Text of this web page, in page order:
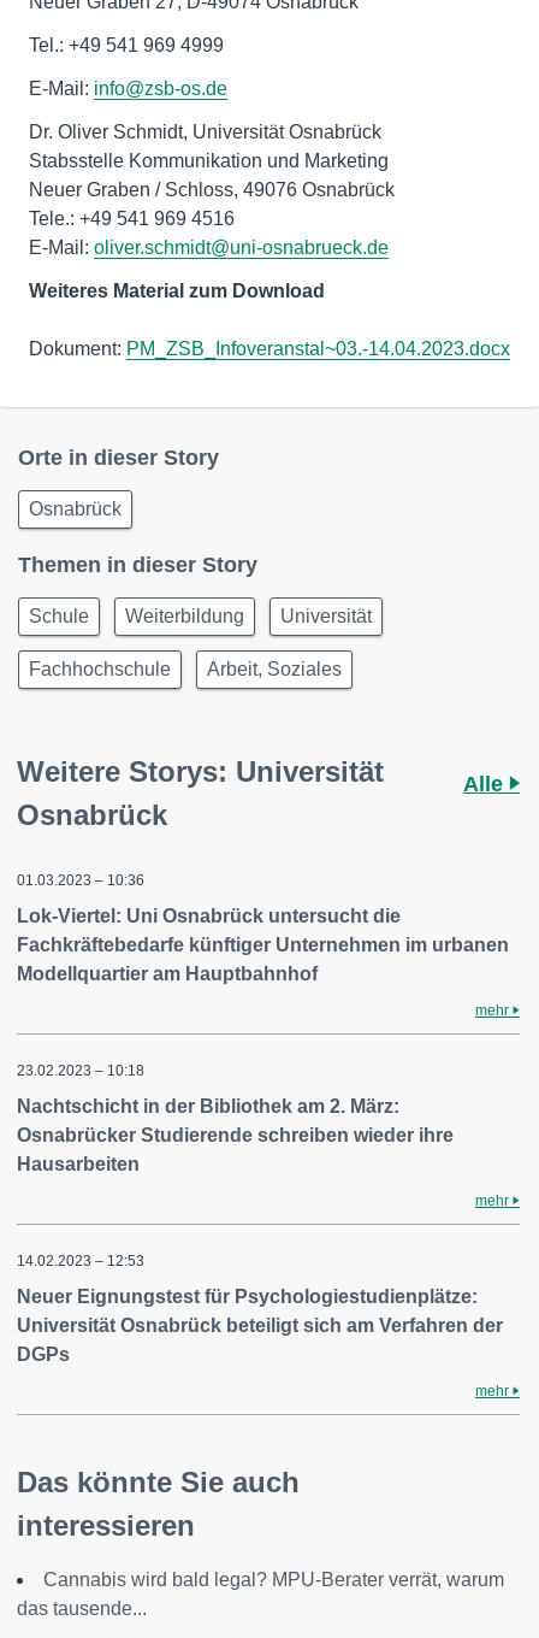
Tel.: +49 541 969 4999
E-Mail: info@zsb-os.de
Dr. Oliver Schmidt, Universität Osnabrück
Stabsstelle Kommunikation und Marketing
Neuer Graben / Schloss, 49076 Osnabrück
Tele.: +49 541 969 4516
E-Mail: oliver.schmidt@uni-osnabrueck.de
Weiteres Material zum Download
Dokument: PM_ZSB_Infoveranstal~03.-14.04.2023.docx
Orte in dieser Story
Osnabrück
Themen in dieser Story
Schule Weiterbildung Universität
Fachhochschule Arbeit, Soziales
Weitere Storys: Universität
Osnabrück
Alle
01.03.2023 – 10:36
Lok-Viertel: Uni Osnabrück untersucht die
Fachkräftebedarfe künftiger Unternehmen im urbanen
Modellquartier am Hauptbahnhof
mehr
23.02.2023 – 10:18
Nachtschicht in der Bibliothek am 2. März:
Osnabrücker Studierende schreiben wieder ihre
Hausarbeiten
mehr
14.02.2023 – 12:53
Neuer Eignungstest für Psychologiestudienplätze:
Universität Osnabrück beteiligt sich am Verfahren der
DGPs
mehr
Das könnte Sie auch
interessieren
Cannabis wird bald legal? MPU-Berater verrät, warum
das tausende...